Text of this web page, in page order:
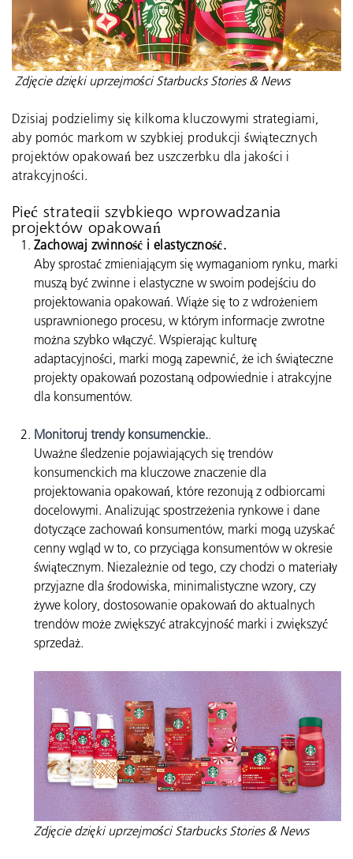
Zdjęcie dzięki uprzejmości Starbucks Stories & News
Dzisiaj podzielimy się kilkoma kluczowymi strategiami,
aby pomóc markom w szybkiej produkcji świątecznych
projektów opakowań bez uszczerbku dla jakości i
atrakcyjności.
Pięć strategii szybkiego wprowadzania
projektów opakowań
Zachowaj zwinność i elastyczność.
Aby sprostać zmieniającym się wymaganiom rynku, marki
muszą być zwinne i elastyczne w swoim podejściu do
projektowania opakowań. Wiąże się to z wdrożeniem
usprawnionego procesu, w którym informacje zwrotne
można szybko włączyć. Wspierając kulturę
adaptacyjności, marki mogą zapewnić, że ich świąteczne
projekty opakowań pozostaną odpowiednie i atrakcyjne
dla konsumentów.
Monitoruj trendy konsumenckie..
Uważne śledzenie pojawiających się trendów
konsumenckich ma kluczowe znaczenie dla
projektowania opakowań, które rezonują z odbiorcami
docelowymi. Analizując spostrzeżenia rynkowe i dane
dotyczące zachowań konsumentów, marki mogą uzyskać
cenny wgląd w to, co przyciąga konsumentów w okresie
świątecznym. Niezależnie od tego, czy chodzi o materiały
przyjazne dla środowiska, minimalistyczne wzory, czy
żywe kolory, dostosowanie opakowań do aktualnych
trendów może zwiększyć atrakcyjność marki i zwiększyć
sprzedaż.
Zdjęcie dzięki uprzejmości Starbucks Stories & News